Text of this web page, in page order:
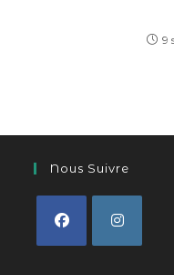
9
Nous Suivre